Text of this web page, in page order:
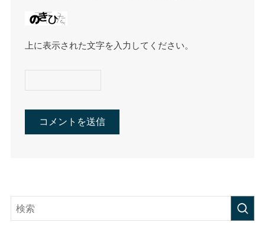
上に表示された文字を入力してください。